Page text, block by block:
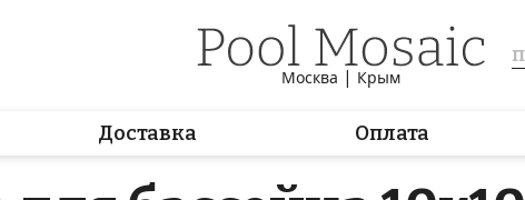
Москва | Крым
Доставка Оплата